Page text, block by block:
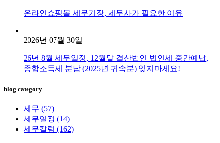
온라인쇼핑몰 세무기장, 세무사가 필요한 이유
2026년 07월 30일
26년 8월 세무일정, 12월말 결산법인 법인세 중간예납,
종합소득세 분납 (2025년 귀속분) 잊지마세요!
blog category
세무 (57)
세무일정 (14)
세무칼럼 (162)